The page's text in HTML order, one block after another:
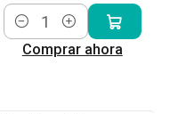
Cantidad
Comprar ahora